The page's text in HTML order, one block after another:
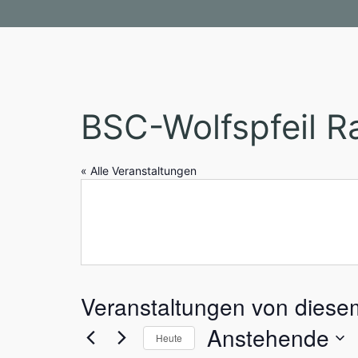
BSC-Wolfspfeil
« Alle Veranstaltungen
Veranstaltungen von
Heute Anstehende